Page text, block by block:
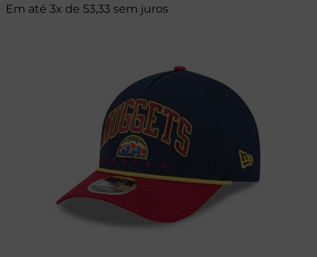
Em até 3x de 53,33 sem juros